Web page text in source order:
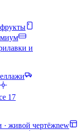
и
17
· живой чертёжnew